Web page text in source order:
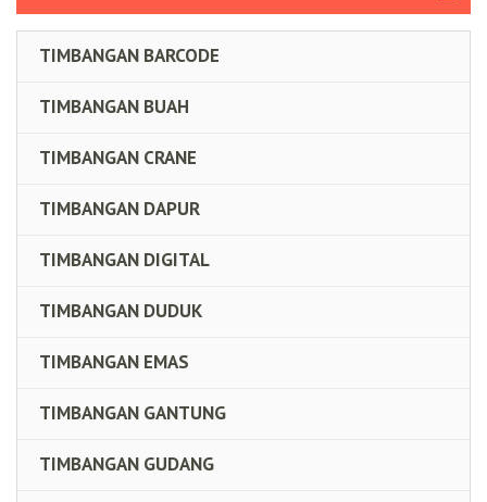
TIMBANGAN BARCODE
TIMBANGAN BUAH
TIMBANGAN CRANE
TIMBANGAN DAPUR
TIMBANGAN DIGITAL
TIMBANGAN DUDUK
TIMBANGAN EMAS
TIMBANGAN GANTUNG
TIMBANGAN GUDANG